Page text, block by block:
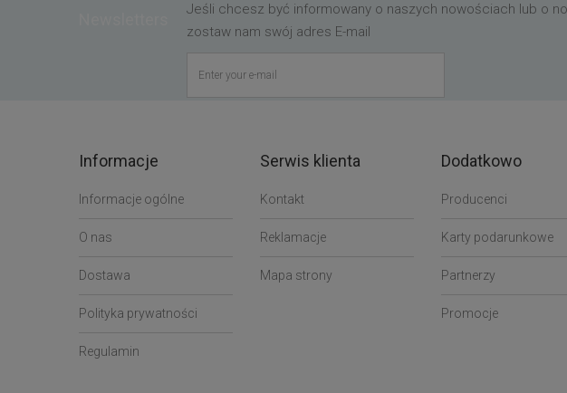
Jeśli chcesz być informowany o naszych nowościach lub o
zostaw nam swój adres E-mail
Informacje
Informacje ogólne
O nas
Dostawa
Polityka prywatności
Regulamin
Serwis klienta
Kontakt
Reklamacje
Mapa strony
Dodatkowo
Producenci
Karty podarunkowe
Partnerzy
Promocje